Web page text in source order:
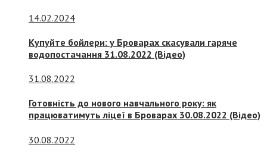
14.02.2024
Купуйте бойлери: у Броварах скасували гаряче
водопостачання 31.08.2022 (Відео)
31.08.2022
Готовність до нового навчального року: як
працюватимуть ліцеї в Броварах 30.08.2022 (Відео)
30.08.2022